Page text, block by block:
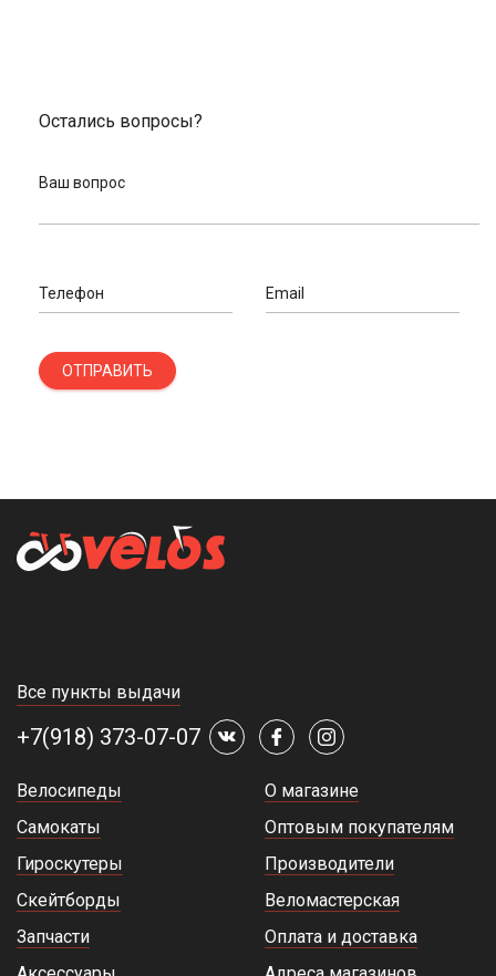
Остались вопросы?
Ваш вопрос
Телефон Email
ОТПРАВИТЬ
Все пункты выдачи
+7(918) 373-07-07
Велосипеды
Самокаты
Гироскутеры
Скейтборды
Запчасти
О магазине
Оптовым покупателям
Производители
Веломастерская
Оплата и доставка